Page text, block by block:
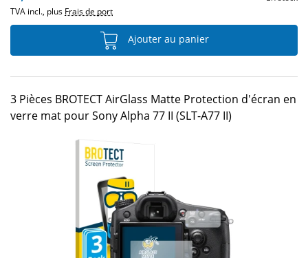
TVA incl., plus Frais de port
Ajouter au panier
3 Pièces BROTECT AirGlass Matte Protection d'écran en
verre mat pour Sony Alpha 77 II (SLT-A77 II)